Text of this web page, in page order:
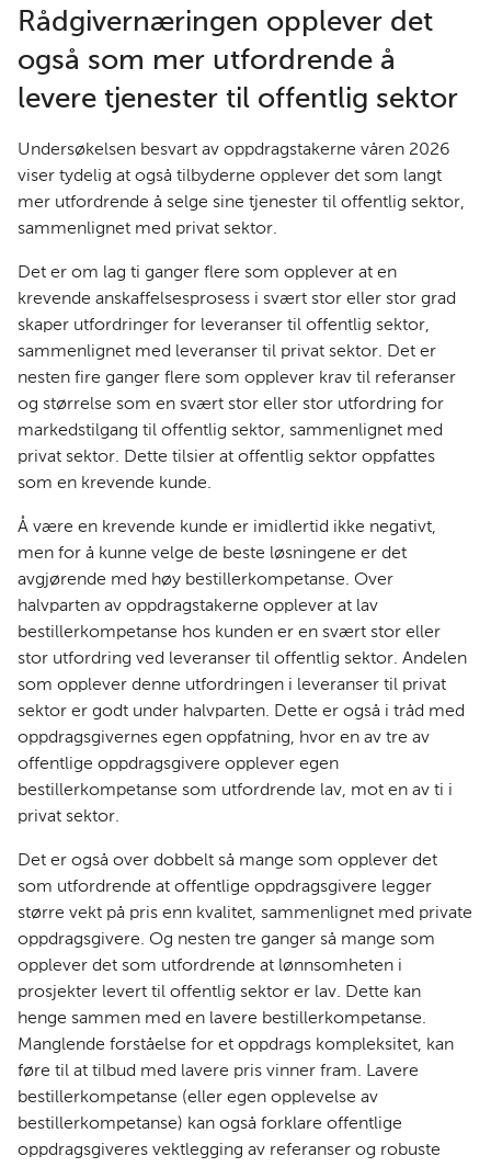
Rådgivernæringen opplever det
også som mer utfordrende å
levere tjenester til offentlig sektor
Undersøkelsen besvart av oppdragstakerne våren 2026
viser tydelig at også tilbyderne opplever det som langt
mer utfordrende å selge sine tjenester til offentlig sektor,
sammenlignet med privat sektor.
Det er om lag ti ganger flere som opplever at en
krevende anskaffelsesprosess i svært stor eller stor grad
skaper utfordringer for leveranser til offentlig sektor,
sammenlignet med leveranser til privat sektor. Det er
nesten fire ganger flere som opplever krav til referanser
og størrelse som en svært stor eller stor utfordring for
markedstilgang til offentlig sektor, sammenlignet med
privat sektor. Dette tilsier at offentlig sektor oppfattes
som en krevende kunde.
Å være en krevende kunde er imidlertid ikke negativt,
men for å kunne velge de beste løsningene er det
avgjørende med høy bestillerkompetanse. Over
halvparten av oppdragstakerne opplever at lav
bestillerkompetanse hos kunden er en svært stor eller
stor utfordring ved leveranser til offentlig sektor. Andelen
som opplever denne utfordringen i leveranser til privat
sektor er godt under halvparten. Dette er også i tråd med
oppdragsgivernes egen oppfatning, hvor en av tre av
offentlige oppdragsgivere opplever egen
bestillerkompetanse som utfordrende lav, mot en av ti i
privat sektor.
Det er også over dobbelt så mange som opplever det
som utfordrende at offentlige oppdragsgivere legger
større vekt på pris enn kvalitet, sammenlignet med private
oppdragsgivere. Og nesten tre ganger så mange som
opplever det som utfordrende at lønnsomheten i
prosjekter levert til offentlig sektor er lav. Dette kan
henge sammen med en lavere bestillerkompetanse.
Manglende forståelse for et oppdrags kompleksitet, kan
føre til at tilbud med lavere pris vinner fram. Lavere
bestillerkompetanse (eller egen opplevelse av
bestillerkompetanse) kan også forklare offentlige
oppdragsgiveres vektlegging av referanser og robuste